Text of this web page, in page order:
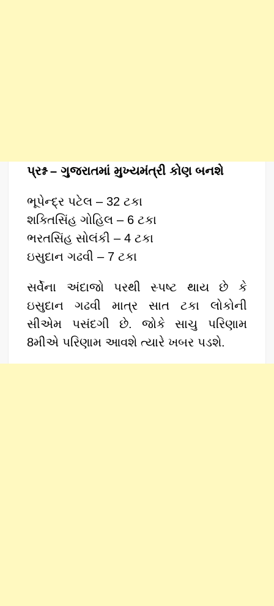
પ્રશ્ન – ગુજરાતમાં મુખ્યમંત્રી કોણ બનશે
ભૂપેન્દ્ર પટેલ – 32 ટકા
શક્તિસિંહ ગોહિલ – 6 ટકા
ભરતસિંહ સોલંકી – 4 ટકા
ઇસુદાન ગઢવી – 7 ટકા
સર્વેના અંદાજો પરથી સ્પષ્ટ થાય છે કે
ઇસુદાન ગઢવી માત્ર સાત ટકા લોકોની
સીએમ પસંદગી છે. જોકે સાચુ પરિણામ
8મીએ પરિણામ આવશે ત્યારે ખબર પડશે.